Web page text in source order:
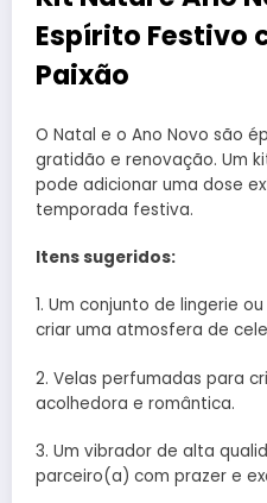
Espírito Festivo
Paixão
O Natal e o Ano Novo são
gratidão e renovação. Um
pode adicionar uma dose
temporada festiva.
Itens sugeridos:
1. Um conjunto de lingerie
criar uma atmosfera de
2. Velas perfumadas para
acolhedora e romântica.
3. Um vibrador de alta
parceiro(a) com prazer e